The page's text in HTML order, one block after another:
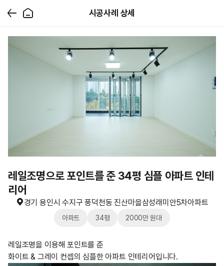
시공사례 상세
레일조명으로 포인트를 준 34평 심플 아파트 인테
리어
경기 용인시 수지구 풍덕천동 진산마을삼성래미안5차아파트
아파트 34평 2000만 원대
레일조명을 이용해 포인트를 준
화이트 & 그레이 컨셉의 심플한 아파트 인테리어입니다.